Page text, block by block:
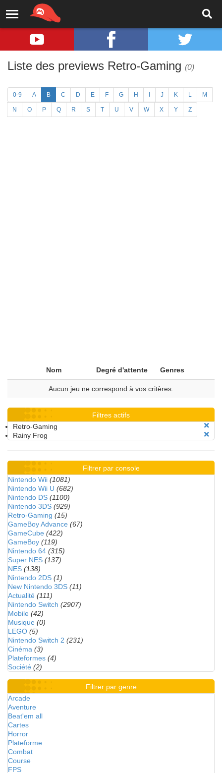
Liste des previews Retro-Gaming (0)
0-9 A B C D E F G H J K L M
N O P Q R S T U V W X Y Z
Nom Degré d'attente Genres
Aucun jeu ne correspond à vos critères.
Filtres actifs
Retro-Gaming
Rainy Frog
Filtrer par console
Nintendo Wii (1081)
Nintendo Wii U (682)
Nintendo DS (1100)
Nintendo 3DS (929)
Retro-Gaming (15)
GameBoy Advance (67)
GameCube (422)
GameBoy (119)
Nintendo 64 (315)
Super NES (137)
NES (138)
Nintendo 2DS (1)
New Nintendo 3DS (11)
Actualité (111)
Nintendo Switch (2907)
Mobile (42)
Musique (0)
LEGO (5)
Nintendo Switch 2 (231)
Cinéma (3)
Plateformes (4)
Société (2)
Filtrer par genre
Arcade
Aventure
Beat'em all
Cartes
Horror
Plateforme
Combat
Course
FPS